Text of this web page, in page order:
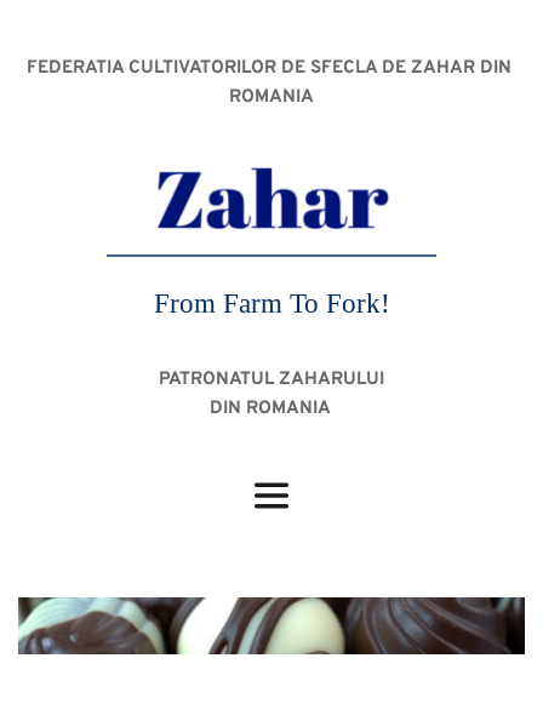
FEDERATIA CULTIVATORILOR DE SFECLA DE ZAHAR DIN
ROMANIA
From Farm To Fork!
PATRONATUL ZAHARULUI
DIN ROMANIA